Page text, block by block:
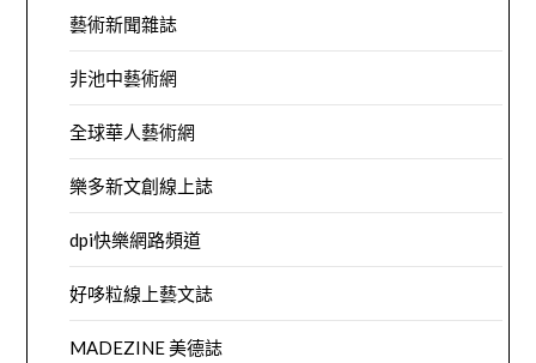
藝術新聞雜誌
非池中藝術網
全球華人藝術網
樂多新文創線上誌
dpi快樂網路頻道
好哆粒線上藝文誌
MADEZINE 美德誌